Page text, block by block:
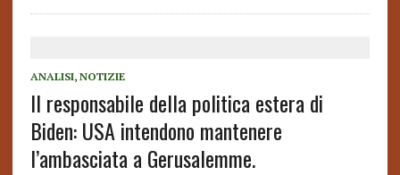
ANALISI, NOTIZIE
Il responsabile della politica estera di
Biden: USA intendono mantenere
l’ambasciata a Gerusalemme.